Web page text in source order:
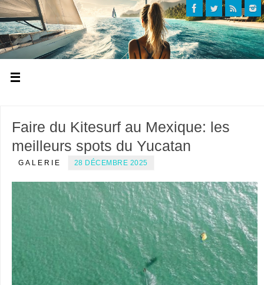
Faire du Kitesurf au Mexique: les
meilleurs spots du Yucatan
GALERIE 28 DÉCEMBRE 2025